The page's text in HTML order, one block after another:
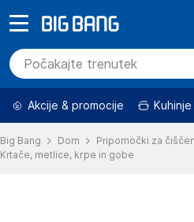
Akcije & promocije Kuhinje
Big Bang Dom
Pripomočki za
Krtače, metlice, krpe in gobe